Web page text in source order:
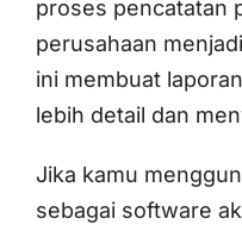
proses pencatatan
perusahaan
ini membuat
lebih detail dan
Jika kamu
sebagai software